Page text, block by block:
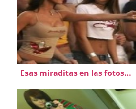
Esas miraditas en las fotos…